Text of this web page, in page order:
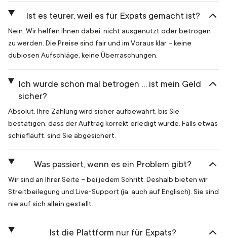
Ist es teurer, weil es für Expats gemacht ist?
Nein. Wir helfen Ihnen dabei, nicht ausgenutzt oder betrogen
zu werden. Die Preise sind fair und im Voraus klar – keine
dubiosen Aufschläge, keine Überraschungen.
Ich wurde schon mal betrogen … ist mein Geld
sicher?
Absolut. Ihre Zahlung wird sicher aufbewahrt, bis Sie
bestätigen, dass der Auftrag korrekt erledigt wurde. Falls etwas
schiefläuft, sind Sie abgesichert.
Was passiert, wenn es ein Problem gibt?
Wir sind an Ihrer Seite – bei jedem Schritt. Deshalb bieten wir
Streitbeilegung und Live-Support (ja, auch auf Englisch). Sie sind
nie auf sich allein gestellt.
Ist die Plattform nur für Expats?